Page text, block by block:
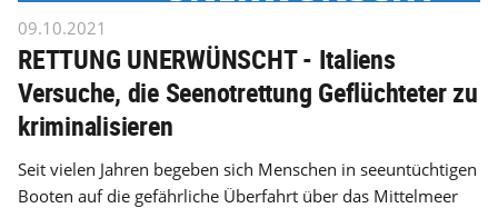
09.10.2021
RETTUNG UNERWÜNSCHT - Italiens
Versuche, die Seenotrettung Geflüchteter zu
kriminalisieren
Seit vielen Jahren begeben sich Menschen in seeuntüchtigen
Booten auf die gefährliche Überfahrt über das Mittelmeer